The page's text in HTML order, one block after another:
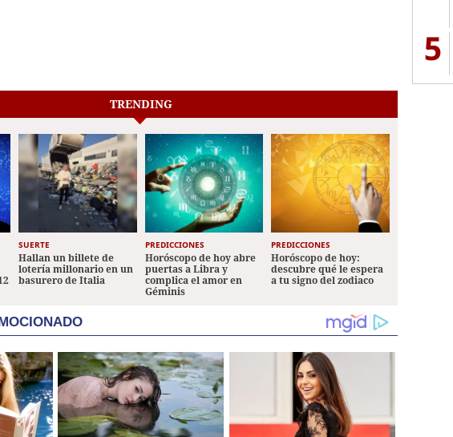
5
TRENDING
SUERTE
Hallan un billete de
lotería millonario en un
basurero de Italia
PREDICCIONES
Horóscopo de hoy abre
puertas a Libra y
complica el amor en
Géminis
PREDICCIONES
Horóscopo de hoy:
descubre qué le espera
a tu signo del zodiaco